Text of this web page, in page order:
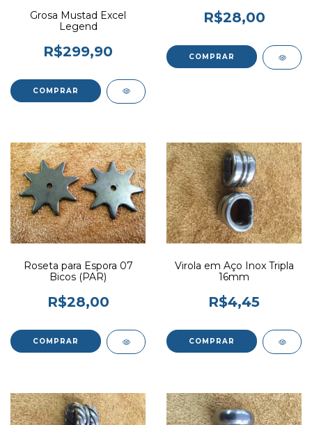
Grosa Mustad Excel
Legend
R$299,90
R$28,00
Roseta para Espora 07
Bicos (PAR)
R$28,00
Virola em Aço Inox Tripla
16mm
R$4,45